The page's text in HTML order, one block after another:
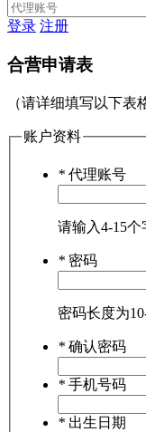
登录 注册
合营申请表
（请详细填写以下表
账户资料
* 代理账号
请输入4-15
* 密码
密码长度为
* 确认密码
* 手机号码
* 出生日期